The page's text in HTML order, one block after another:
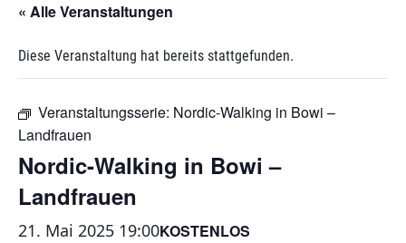
« Alle Veranstaltungen
Diese Veranstaltung hat bereits stattgefunden.
Veranstaltungsserie: Nordic-Walking in Bowi –
Landfrauen
Nordic-Walking in Bowi –
Landfrauen
21. Mai 2025 19:00KOSTENLOS